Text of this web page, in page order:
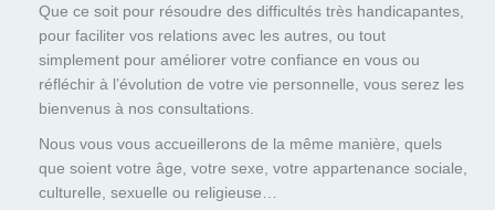
Que ce soit pour résoudre des difficultés très handicapantes,
pour faciliter vos relations avec les autres, ou tout
simplement pour améliorer votre confiance en vous ou
réfléchir à l’évolution de votre vie personnelle, vous serez les
bienvenus à nos consultations.
Nous vous vous accueillerons de la même manière, quels
que soient votre âge, votre sexe, votre appartenance sociale,
culturelle, sexuelle ou religieuse…